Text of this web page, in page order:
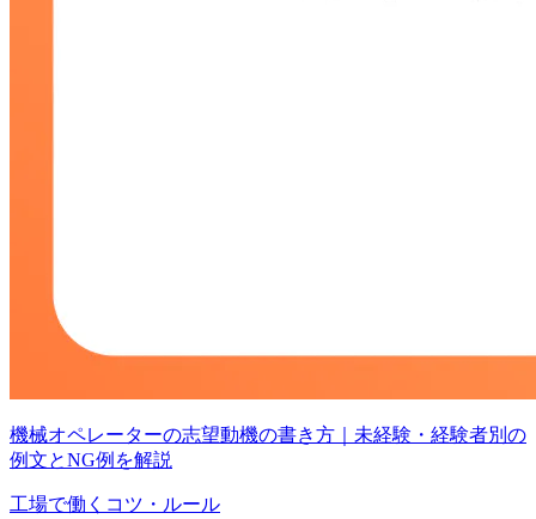
機械オペレーターの志望動機の書き方｜未経験・経験者別の
例文とNG例を解説
工場で働くコツ・ルール